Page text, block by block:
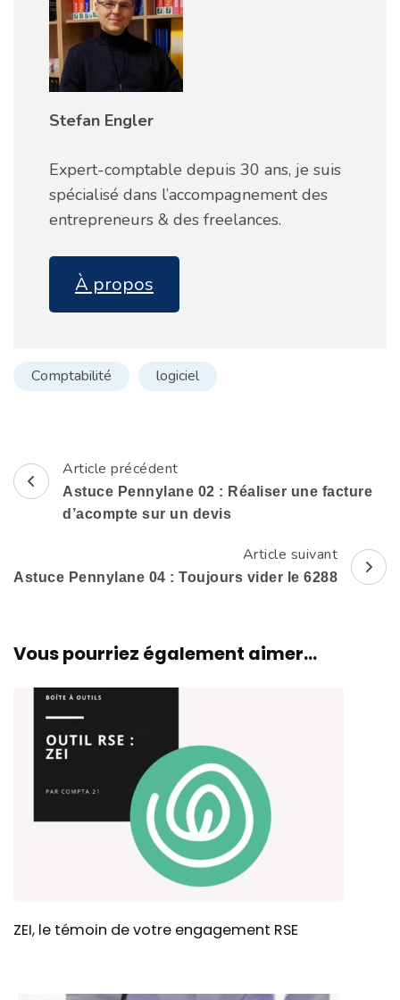
Stefan Engler
Expert-comptable depuis 30 ans, je suis
spécialisé dans l’accompagnement des
entrepreneurs & des freelances.
À propos
Comptabilité logiciel
Navigation
d'article
Article précédent
Astuce Pennylane 02 : Réaliser une facture
d’acompte sur un devis
Article suivant
Astuce Pennylane 04 : Toujours vider le 6288
Vous pourriez également aimer...
ZEI, le témoin de votre engagement RSE